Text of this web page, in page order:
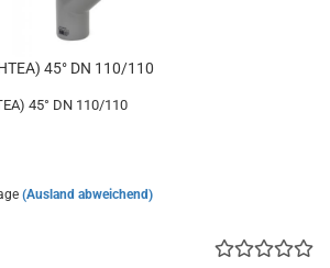
45° DN 110/110
45° DN 110/110
(Ausland abweichend)